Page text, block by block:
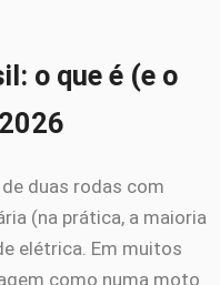
o que é (e o
duas rodas com
(na prática, a maioria
elétrica. Em muitos
como numa moto